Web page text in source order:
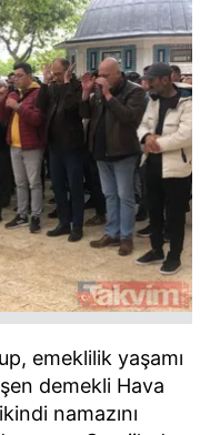
emeklilik yaşamı
demekli Hava
namazını